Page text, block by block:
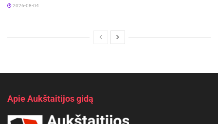
2026-08-04
Apie Aukštaitijos gidą